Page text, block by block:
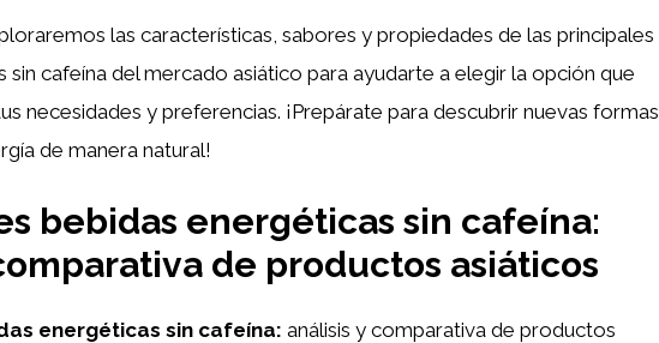
las características, sabores y propiedades de las principales
sin cafeína del mercado asiático para ayudarte a elegir la opción que
necesidades y preferencias. ¡Prepárate para descubrir nuevas formas
de manera natural!
bebidas energéticas sin cafeína:
de productos asiáticos
energéticas sin cafeína: análisis y comparativa de productos